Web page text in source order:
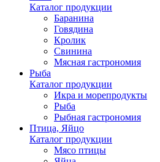
Каталог продукции
Баранина
Говядина
Кролик
Свинина
Мясная гастрономия
Рыба
Каталог продукции
Икра и морепродукты
Рыба
Рыбная гастрономия
Птица, Яйцо
Каталог продукции
Мясо птицы